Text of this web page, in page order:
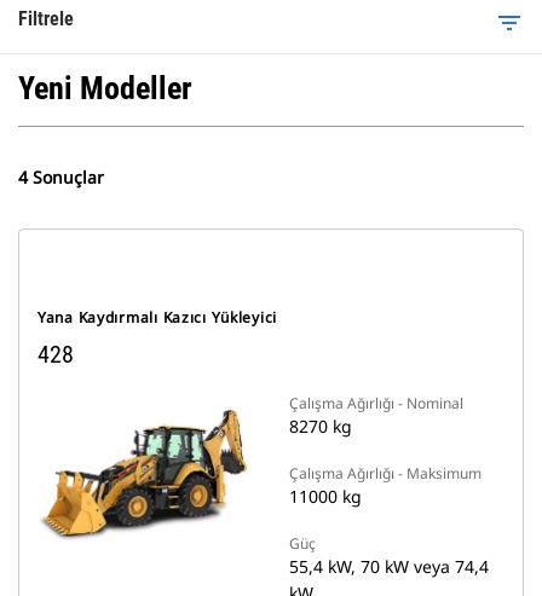
Filtrele filter_list
Yeni Modeller
4 Sonuçlar
Yana Kaydırmalı Kazıcı Yükleyici
428
Çalışma Ağırlığı - Nominal
8270 kg
Çalışma Ağırlığı - Maksimum
11000 kg
Güç
55,4 kW, 70 kW veya 74,4